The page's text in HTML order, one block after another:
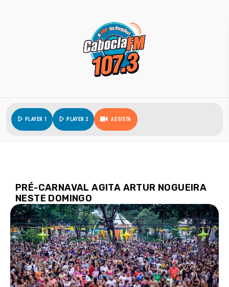
play_arrowPLAYER 1 play_arrowPLAYER 2 ASSISTA
PRÉ-CARNAVAL AGITA ARTUR NOGUEIRA
NESTE DOMINGO